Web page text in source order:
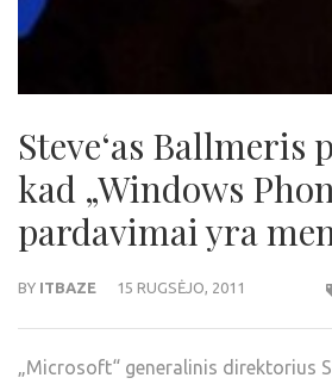
Steve‘as Ballmeris
kad „Windows
pardavimai yra
BY ITBAZE 15 RUGSĖJO, 2011
„Microsoft“ generalinis direktorius